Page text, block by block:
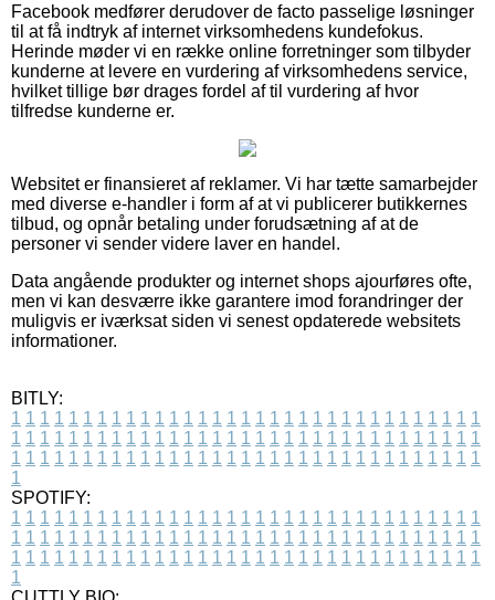
Facebook medfører derudover de facto passelige løsninger
til at få indtryk af internet virksomhedens kundefokus.
Herinde møder vi en række online forretninger som tilbyder
kunderne at levere en vurdering af virksomhedens service,
hvilket tillige bør drages fordel af til vurdering af hvor
tilfredse kunderne er.
Websitet er finansieret af reklamer. Vi har tætte samarbejder
med diverse e-handler i form af at vi publicerer butikkernes
tilbud, og opnår betaling under forudsætning af at de
personer vi sender videre laver en handel.
Data angående produkter og internet shops ajourføres ofte,
men vi kan desværre ikke garantere imod forandringer der
muligvis er iværksat siden vi senest opdaterede websitets
informationer.
BITLY:
1 1 1 1 1 1 1 1 1 1 1 1 1 1 1 1 1 1 1 1 1 1 1 1 1 1 1 1 1 1 1 1 1
1 1 1 1 1 1 1 1 1 1 1 1 1 1 1 1 1 1 1 1 1 1 1 1 1 1 1 1 1 1 1 1 1
1 1 1 1 1 1 1 1 1 1 1 1 1 1 1 1 1 1 1 1 1 1 1 1 1 1 1 1 1 1 1 1 1
1
SPOTIFY:
1 1 1 1 1 1 1 1 1 1 1 1 1 1 1 1 1 1 1 1 1 1 1 1 1 1 1 1 1 1 1 1 1
1 1 1 1 1 1 1 1 1 1 1 1 1 1 1 1 1 1 1 1 1 1 1 1 1 1 1 1 1 1 1 1 1
1 1 1 1 1 1 1 1 1 1 1 1 1 1 1 1 1 1 1 1 1 1 1 1 1 1 1 1 1 1 1 1 1
1